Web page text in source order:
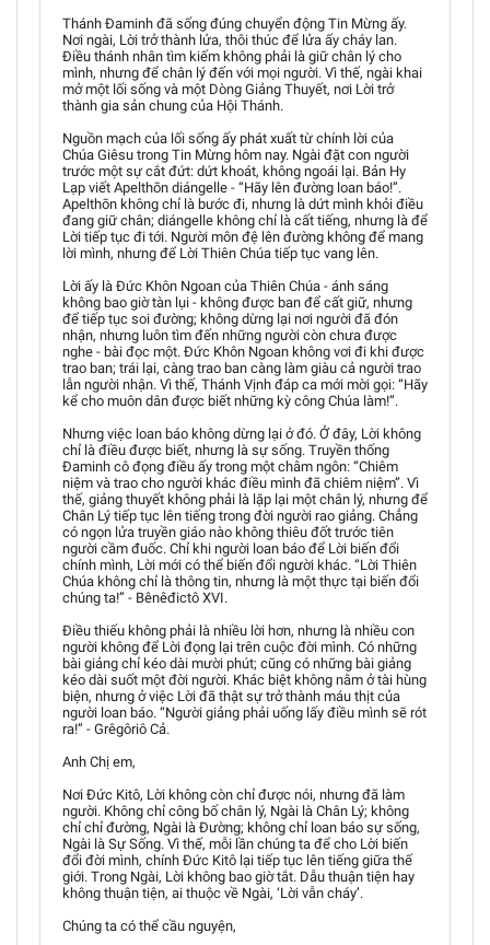
Thánh Đaminh đã sống đúng chuyển động Tin Mừng ấy.
Nơi ngài, Lời trở thành lửa, thôi thúc để lửa ấy cháy lan.
Điều thánh nhân tìm kiếm không phải là giữ chân lý cho
mình, nhưng để chân lý đến với mọi người. Vì thế, ngài khai
mở một lối sống và một Dòng Giảng Thuyết, nơi Lời trở
thành gia sản chung của Hội Thánh.
Nguồn mạch của lối sống ấy phát xuất từ chính lời của
Chúa Giêsu trong Tin Mừng hôm nay. Ngài đặt con người
trước một sự cắt đứt: dứt khoát, không ngoái lại. Bản Hy
Lạp viết Apelthōn diángelle - “Hãy lên đường loan báo!”.
Apelthōn không chỉ là bước đi, nhưng là dứt mình khỏi điều
đang giữ chân; diángelle không chỉ là cất tiếng, nhưng là để
Lời tiếp tục đi tới. Người môn đệ lên đường không để mang
lời mình, nhưng để Lời Thiên Chúa tiếp tục vang lên.
Lời ấy là Đức Khôn Ngoan của Thiên Chúa - ánh sáng
không bao giờ tàn lụi - không được ban để cất giữ, nhưng
để tiếp tục soi đường; không dừng lại nơi người đã đón
nhận, nhưng luôn tìm đến những người còn chưa được
nghe - bài đọc một. Đức Khôn Ngoan không vơi đi khi được
trao ban; trái lại, càng trao ban càng làm giàu cả người trao
lẫn người nhận. Vì thế, Thánh Vịnh đáp ca mới mời gọi: “Hãy
kể cho muôn dân được biết những kỳ công Chúa làm!”.
Nhưng việc loan báo không dừng lại ở đó. Ở đây, Lời không
chỉ là điều được biết, nhưng là sự sống. Truyền thống
Đaminh cô đọng điều ấy trong một châm ngôn: “Chiêm
niệm và trao cho người khác điều mình đã chiêm niệm”. Vì
thế, giảng thuyết không phải là lặp lại một chân lý, nhưng để
Chân Lý tiếp tục lên tiếng trong đời người rao giảng. Chẳng
có ngọn lửa truyền giáo nào không thiêu đốt trước tiên
người cầm đuốc. Chỉ khi người loan báo để Lời biến đổi
chính mình, Lời mới có thể biến đổi người khác. “Lời Thiên
Chúa không chỉ là thông tin, nhưng là một thực tại biến đổi
chúng ta!” - Bênêđictô XVI.
Điều thiếu không phải là nhiều lời hơn, nhưng là nhiều con
người không để Lời đọng lại trên cuộc đời mình. Có những
bài giảng chỉ kéo dài mười phút; cũng có những bài giảng
kéo dài suốt một đời người. Khác biệt không nằm ở tài hùng
biện, nhưng ở việc Lời đã thật sự trở thành máu thịt của
người loan báo. “Người giảng phải uống lấy điều mình sẽ rót
ra!” - Grêgôriô Cả.
Anh Chị em,
Nơi Đức Kitô, Lời không còn chỉ được nói, nhưng đã làm
người. Không chỉ công bố chân lý, Ngài là Chân Lý; không
chỉ chỉ đường, Ngài là Đường; không chỉ loan báo sự sống,
Ngài là Sự Sống. Vì thế, mỗi lần chúng ta để cho Lời biến
đổi đời mình, chính Đức Kitô lại tiếp tục lên tiếng giữa thế
giới. Trong Ngài, Lời không bao giờ tắt. Dẫu thuận tiện hay
không thuận tiện, ai thuộc về Ngài, ‘Lời vẫn cháy’.
Chúng ta có thể cầu nguyện,